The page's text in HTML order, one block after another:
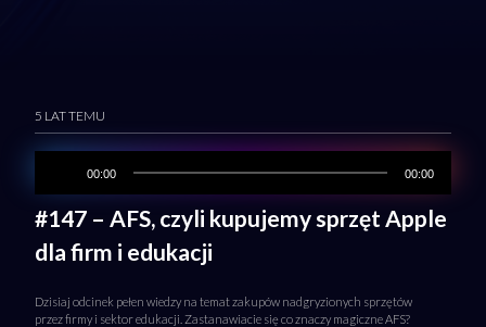
5 LAT TEMU
00:00 00:00
#147 – AFS, czyli kupujemy sprzęt Apple
dla firm i edukacji
Dzisiaj odcinek pełen wiedzy na temat zakupów nadgryzionych sprzętów
przez firmy i sektor edukacji. Zastanawiacie się co znaczy magiczne AFS?